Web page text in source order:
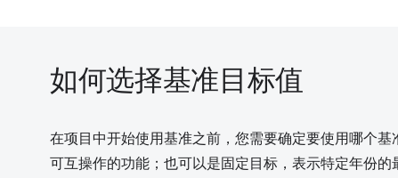
如何选择基准目标值
在项目中开始使用基准之前，您需要确定要使用哪个
可互操作的功能；也可以是固定目标，表示特定年份